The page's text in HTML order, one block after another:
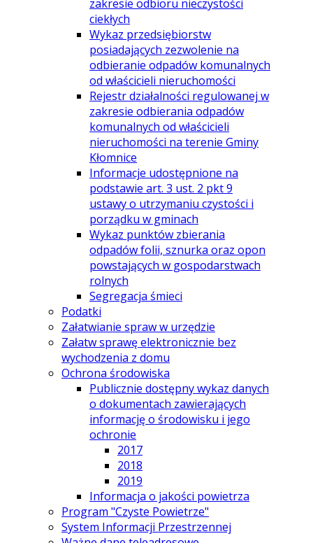
zakresie odbioru nieczystości
ciekłych
Wykaz przedsiębiorstw
posiadających zezwolenie na
odbieranie odpadów komunalnych
od właścicieli nieruchomości
Rejestr działalności regulowanej w
zakresie odbierania odpadów
komunalnych od właścicieli
nieruchomości na terenie Gminy
Kłomnice
Informacje udostępnione na
podstawie art. 3 ust. 2 pkt 9
ustawy o utrzymaniu czystości i
porządku w gminach
Wykaz punktów zbierania
odpadów folii, sznurka oraz opon
powstających w gospodarstwach
rolnych
Segregacja śmieci
Podatki
Załatwianie spraw w urzędzie
Załatw sprawę elektronicznie bez
wychodzenia z domu
Ochrona środowiska
Publicznie dostępny wykaz danych
o dokumentach zawierających
informację o środowisku i jego
ochronie
2017
2018
2019
Informacja o jakości powietrza
Program "Czyste Powietrze"
System Informacji Przestrzennej